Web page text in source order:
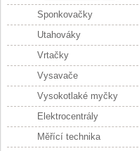
Sponkovačky
Utahováky
Vrtačky
Vysavače
Vysokotlaké myčky
Elektrocentrály
Měřící technika